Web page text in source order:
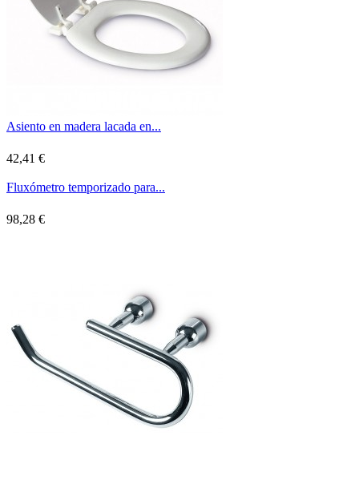
Asiento en madera lacada en...
42,41 €
Fluxómetro temporizado para...
98,28 €